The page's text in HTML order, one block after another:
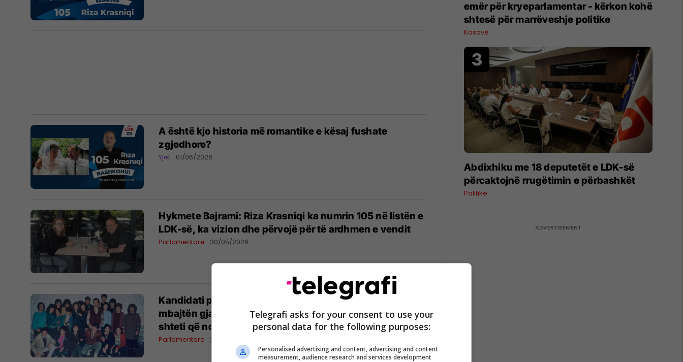
A është kjo historia më romantike e kësaj fushate
zgjedhore?
Yjet 01/06/2026
Hykmete Bajrami: Riza Krasniqi ka numrin 105 në listën e
LDK-së, ka vizion dhe përvojë për të ardhmen e vendit
Parlamentare 30/05/2026
Kandidati për deputet i LDK-së, Krasniqi: Mësuesit që
mbajtën gjallë arsimin shqiptar po ndëshkohen nga
shteti që ndihmuan ta ndërtojnë
Parlamentare 29/05/2026
emër për kryeparlamentar - kërkon kohë
shtesë për marrëveshje politike
Kosovë
Abdixhiku me 18 deputetët e LDK-së
përcaktojnë rrugëtimin e përbashkët
Politikë
Telegrafi asks for your consent to use your
personal data for the following purposes:
Personalised advertising and content, advertising and content
measurement, audience research and services development